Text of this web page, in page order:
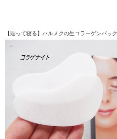
【貼って寝る】ハルメクの生コラーゲンパック